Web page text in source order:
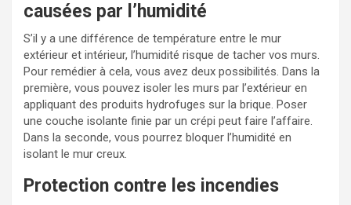
causées par l’humidité
S’il y a une différence de température entre le mur
extérieur et intérieur, l’humidité risque de tacher vos murs.
Pour remédier à cela, vous avez deux possibilités. Dans la
première, vous pouvez isoler les murs par l’extérieur en
appliquant des produits hydrofuges sur la brique. Poser
une couche isolante finie par un crépi peut faire l’affaire.
Dans la seconde, vous pourrez bloquer l’humidité en
isolant le mur creux.
Protection contre les incendies